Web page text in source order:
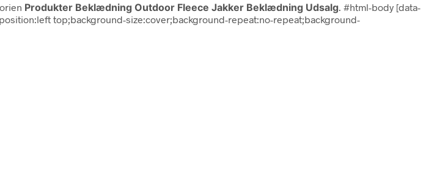
Produkter Beklædning Outdoor Fleece Jakker Beklædning Udsalg . #html-body [data-
top;background-size:cover;background-repeat:no-repeat;background-